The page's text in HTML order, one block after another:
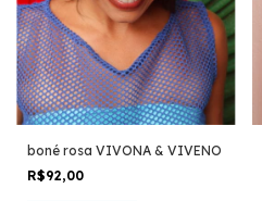
boné rosa VIVONA & VIVENO
R$92,00